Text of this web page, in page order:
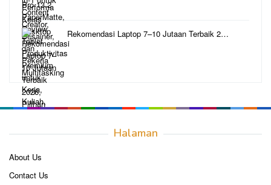
Rekomendasi Laptop 7–10 Jutaan Terbaik 2…
Halaman
About Us
Contact Us